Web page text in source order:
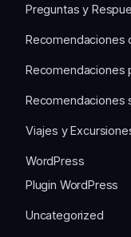
Preguntas y
Recomendaciones
Recomendaciones
Recomendaciones
Viajes y
WordPress
Plugin WordPress
Uncategorized